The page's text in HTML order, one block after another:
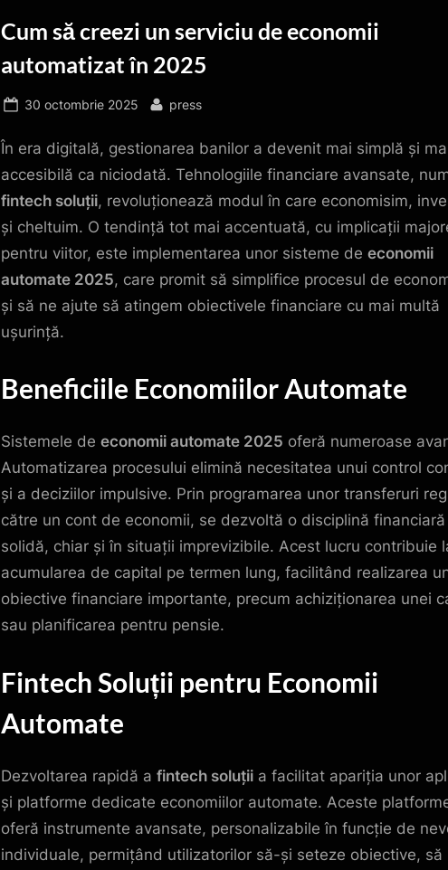
Cum să creezi un serviciu de economii
automatizat în 2025
Posted
30 octombrie 2025 By
press
În era digitală, gestionarea banilor a devenit mai simplă și
accesibilă ca niciodată. Tehnologiile financiare avansate,
fintech soluții, revoluționează modul în care economisim,
și cheltuim. O tendință tot mai accentuată, cu implicații
pentru viitor, este implementarea unor sisteme de economii
automate 2025, care promit să simplifice procesul de
și să ne ajute să atingem obiectivele financiare cu mai multă
ușurință.
Beneficiile Economiilor Automate
Sistemele de economii automate 2025 oferă numeroase
Automatizarea procesului elimină necesitatea unui control
și a deciziilor impulsive. Prin programarea unor transferuri
către un cont de economii, se dezvoltă o disciplină financiară
solidă, chiar și în situații imprevizibile. Acest lucru contribuie
acumularea de capital pe termen lung, facilitând realizarea
obiective financiare importante, precum achiziționarea unei
sau planificarea pentru pensie.
Fintech Soluții pentru Economii
Automate
Dezvoltarea rapidă a fintech soluții a facilitat apariția unor
și platforme dedicate economiilor automate. Aceste
oferă instrumente avansate, personalizabile în funcție de
individuale, permițând utilizatorilor să-și seteze obiective, să